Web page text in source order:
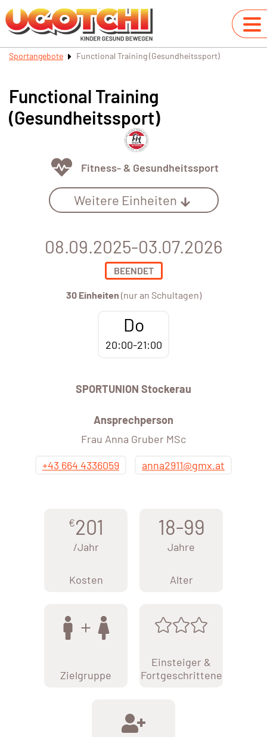
Sportangebote Functional Training (Gesundheitssport)
Functional Training
(Gesundheitssport)
Fitness- & Gesundheitssport
Weitere Einheiten
08.09.2025-03.07.2026
BEENDET
30 Einheiten (nur an Schultagen)
Do
20:00-21:00
SPORTUNION Stockerau
Ansprechperson
Frau Anna Gruber MSc
+43 664 4336059
anna2911@gmx.at
€201
/Jahr
Kosten
18-99
Jahre
Alter
Zielgruppe
Einsteiger &
Fortgeschrittene